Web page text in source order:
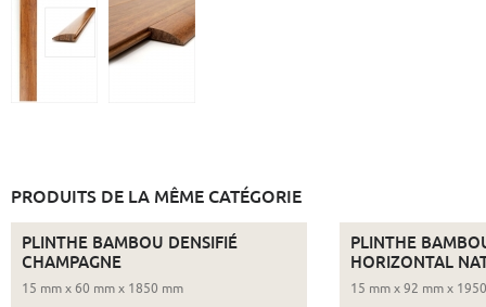
PRODUITS DE LA MÊME CATÉGORIE
PLINTHE BAMBOU DENSIFIÉ
CHAMPAGNE
15 mm x 60 mm x 1850 mm
PLINTHE
HORIZONTAL
15 mm x 92 mm x